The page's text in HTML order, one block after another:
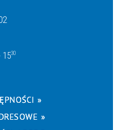
1530
»
»